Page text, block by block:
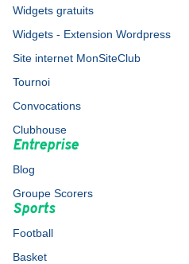
Widgets gratuits
Widgets - Extension Wordpress
Site internet MonSiteClub
Tournoi
Convocations
Clubhouse
Entreprise
Blog
Groupe Scorers
Sports
Football
Basket